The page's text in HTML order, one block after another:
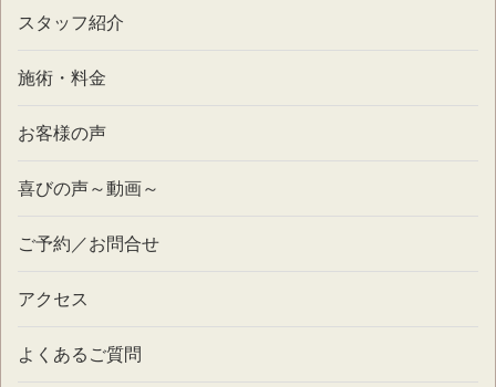
スタッフ紹介
施術・料金
お客様の声
喜びの声～動画～
ご予約／お問合せ
アクセス
よくあるご質問